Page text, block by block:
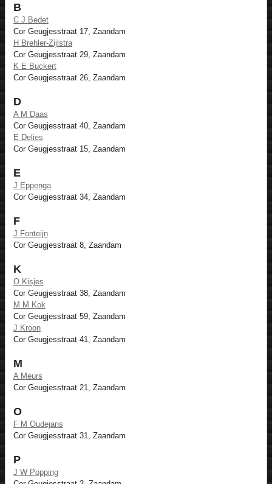
B
C J Bedet
Cor Geugjesstraat 17, Zaandam
H Brehler-Zijlstra
Cor Geugjesstraat 29, Zaandam
K E Buckert
Cor Geugjesstraat 26, Zaandam
D
A M Daas
Cor Geugjesstraat 40, Zaandam
E Delies
Cor Geugjesstraat 15, Zaandam
E
J Eppenga
Cor Geugjesstraat 34, Zaandam
F
J Fonteijn
Cor Geugjesstraat 8, Zaandam
K
O Kisjes
Cor Geugjesstraat 38, Zaandam
M M Kok
Cor Geugjesstraat 59, Zaandam
J Kroon
Cor Geugjesstraat 41, Zaandam
M
A Meurs
Cor Geugjesstraat 21, Zaandam
O
F M Oudejans
Cor Geugjesstraat 31, Zaandam
P
J W Popping